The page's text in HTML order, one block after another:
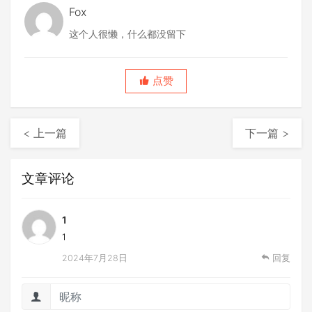
Fox
这个人很懒，什么都没留下
点赞
< 上一篇 下一篇 >
文章评论
1
1
2024年7月28日 回复